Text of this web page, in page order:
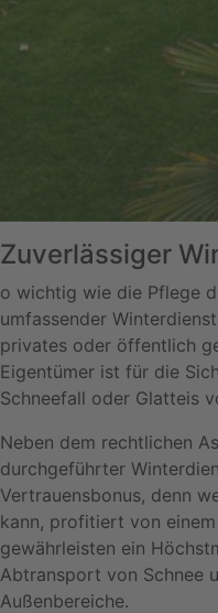
Zuverlässiger
o wichtig wie die Pflege
umfassender
privates oder öffentlich
Eigentümer ist für die
Schneefall oder Glatteis
Neben dem rechtlichen
durchgeführter
Vertrauensbonus, denn
kann, profitiert von
gewährleisten ein
Abtransport von Schnee
Außenbereiche.